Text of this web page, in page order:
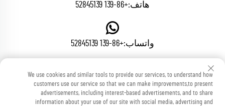
هاتف:+86-139 52845139
واتساب:+86-139 52845139
البريد الإلكتروني:[email protected]
We use cookies and similar tools to provide our services, to understand how
customers use our service so that we can make improvements,to present
advertisements, including interest-based advertisements, and to share
information about your use of our site with social media, advertising and